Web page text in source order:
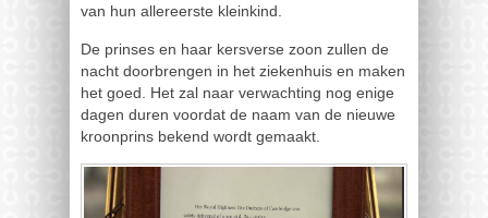
van hun allereerste kleinkind.
De prinses en haar kersverse zoon zullen de
nacht doorbrengen in het ziekenhuis en maken
het goed. Het zal naar verwachting nog enige
dagen duren voordat de naam van de nieuwe
kroonprins bekend wordt gemaakt.